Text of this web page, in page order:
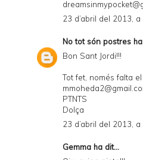
23 d’abril del 2013,
No tot són postres
Bon Sant Jordi!!!
Tot fet, només falta el
PTNTS
Dolça
23 d’abril del 2013,
Gemma ha dit...